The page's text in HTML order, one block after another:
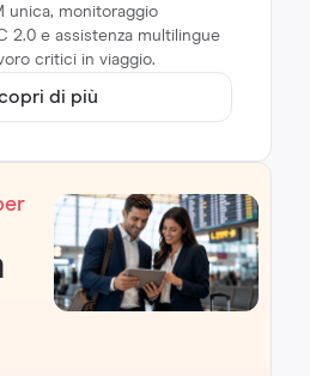
unica, monitoraggio
2.0 e assistenza multilingue
critici in viaggio.
di più